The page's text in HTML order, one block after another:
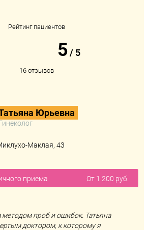
Рейтинг пациентов
5/5
16 отзывов
Юрьевна
Маклая, 43
приема От 1 200 руб.
проб и ошибок. Татьяна
доктором, к которому я